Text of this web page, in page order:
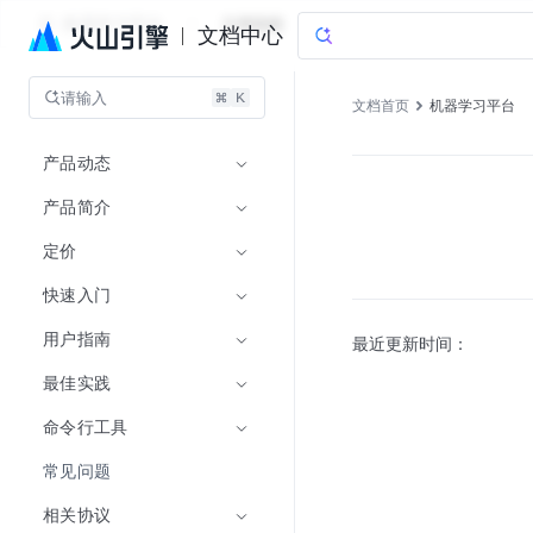
文档中心
机器学习平台 文档指南
请输入
产品动态
产品简介
定价
快速入门
用户指南
最佳实践
命令行工具
常见问题
相关协议
文档首页 机器学习平台
最近更新时间：